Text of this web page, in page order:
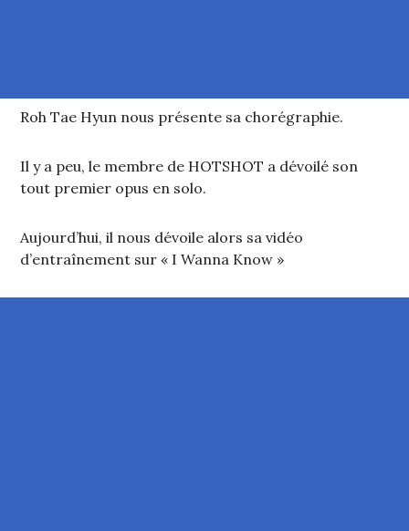
Roh Tae Hyun nous présente sa chorégraphie.
Il y a peu, le membre de HOTSHOT a dévoilé son
tout premier opus en solo.
Aujourd’hui, il nous dévoile alors sa vidéo
d’entraînement sur « I Wanna Know »